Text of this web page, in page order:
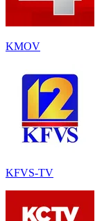
KMOV
KFVS-TV